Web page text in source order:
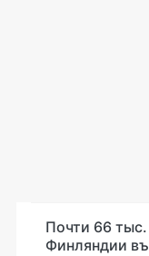
Почти 66
Финляндии